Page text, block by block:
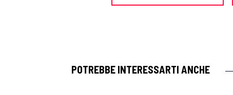
POTREBBE INTERESSARTI ANCHE